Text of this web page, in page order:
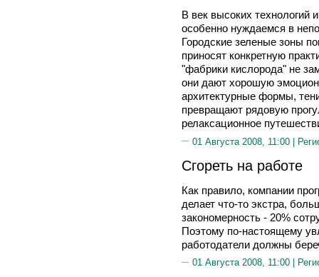
В век высоких технологий
особенно нуждаемся в
Городские зеленые зоны
приносят конкретную
"фабрики кислорода" не
они дают хорошую
архитектурные формы,
превращают рядовую
релаксационное
01 Августа 2008, 11:00 |
Сгореть на работе
Как правило, компании
делает что-то экстра,
закономерность - 20%
Поэтому по-настоящему
работодатели должны
01 Августа 2008, 11:00 |